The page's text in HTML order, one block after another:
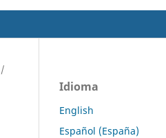
/
Idioma
English
Español (España)